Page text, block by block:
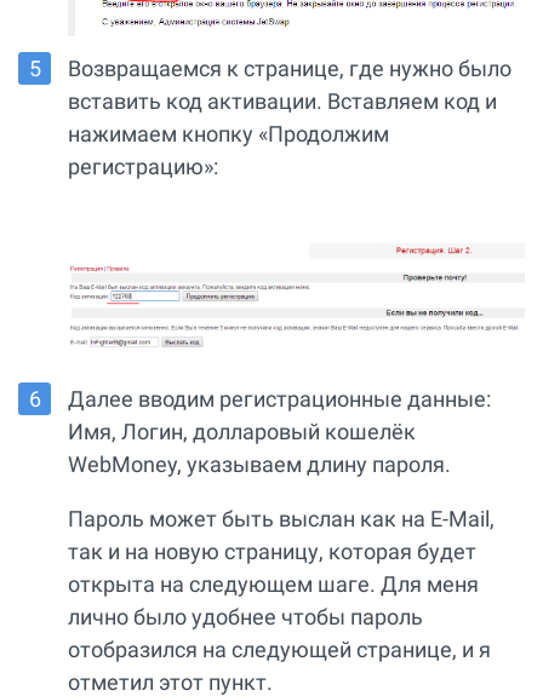
Возвращаемся к странице, где нужно было
вставить код активации. Вставляем код и
нажимаем кнопку «Продолжим
регистрацию»:
Далее вводим регистрационные данные:
Имя, Логин, долларовый кошелёк
WebMoney, указываем длину пароля.
Пароль может быть выслан как на E-Mail,
так и на новую страницу, которая будет
открыта на следующем шаге. Для меня
лично было удобнее чтобы пароль
отобразился на следующей странице, и я
отметил этот пункт.